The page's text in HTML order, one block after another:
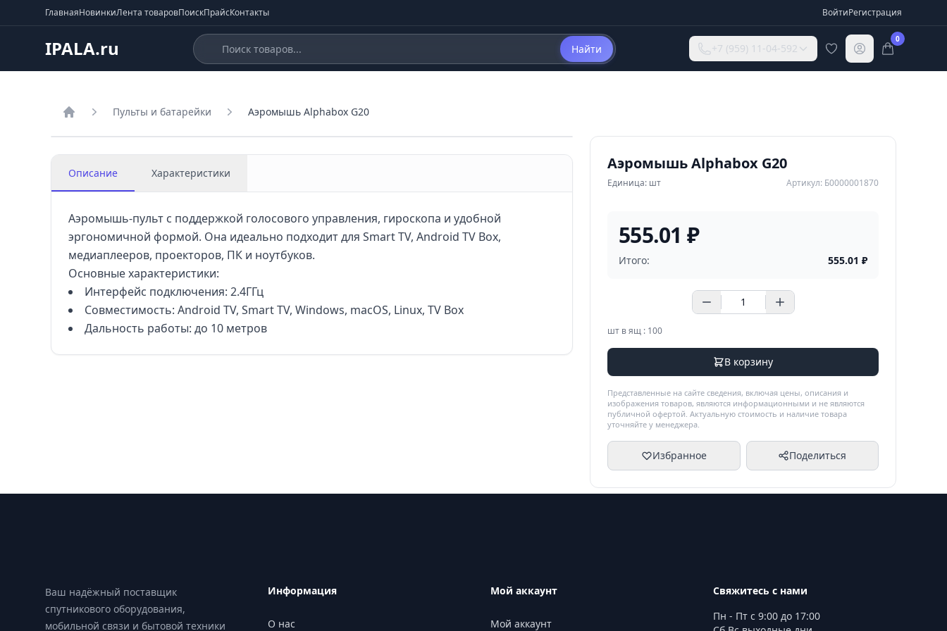
ГлавнаяНовинкиЛента товаровПоискПрайсКонтакты ВойтиРегистрация
IPALA.ru Найти +7 (959) 11-04-592
0
Пульты и батарейки Аэромышь Alphabox G20
Аэромышь Alphabox G20
Единица: шт Артикул: Б0000001870
555.01 ₽
Итого: 555.01 ₽
шт в ящ : 100
В корзину
Представленные на сайте сведения, включая цены, описания и
изображения товаров, являются информационными и не являются
публичной офертой. Актуальную стоимость и наличие товара
уточняйте у менеджера.
Избранное Поделиться
Описание Характеристики
Аэромышь‑пульт с поддержкой голосового управления, гироскопа и удобной
эргономичной формой. Она идеально подходит для Smart TV, Android TV Box,
медиаплееров, проекторов, ПК и ноутбуков.
Основные характеристики:
Интерфейс подключения: 2.4ГГц
Совместимость: Android TV, Smart TV, Windows, macOS, Linux, TV Box
Дальность работы: до 10 метров
Ваш надёжный поставщик
спутникового оборудования,
мобильной связи и бытовой техники
Информация
О нас
Мой аккаунт
Мой аккаунт
Свяжитесь с нами
Пн - Пт с 9:00 до 17:00